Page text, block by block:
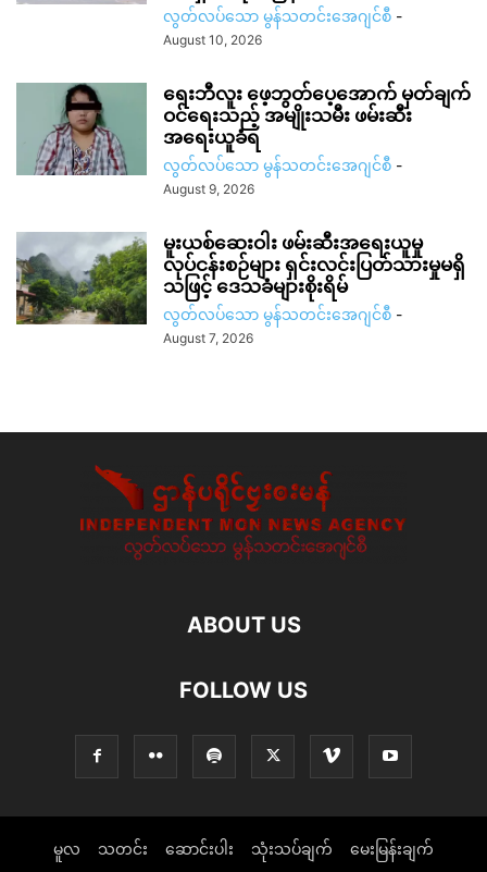
လွတ်လပ်သော မွန်သတင်းအေဂျင်စီ -
August 10, 2026
ရေးဘီလူး ဖေ့ဘွတ်ပေ့အောက် မှတ်ချက်
ဝင်ရေးသည့် အမျိုးသမီး ဖမ်းဆီး
အရေးယူခံရ
လွတ်လပ်သော မွန်သတင်းအေဂျင်စီ -
August 9, 2026
မူးယစ်ဆေးဝါး ဖမ်းဆီးအရေးယူမှု
လုပ်ငန်းစဉ်များ ရှင်းလင်းပြတ်သားမှုမရှိ
သဖြင့် ဒေသခံများစိုးရိမ်
လွတ်လပ်သော မွန်သတင်းအေဂျင်စီ -
August 7, 2026
ABOUT US
FOLLOW US
မူလ သတင်း ဆောင်းပါး သုံးသပ်ချက် မေးမြန်းချက်